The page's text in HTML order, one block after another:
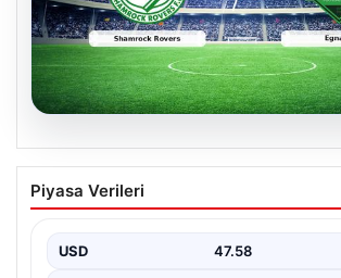
05.08.2026
Shamrock Rovers ile Egnatia
Karşılaşmasının Detaylı Özeti
İrlanda temsilcisi Shamrock Rovers,
Piyasa Verileri
USD 47.58